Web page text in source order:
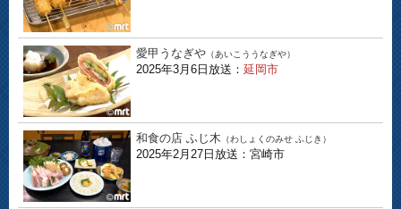
愛甲うなぎや （あいこううなぎや）
2025年3月6日放送： 延岡市
和食の店 ふじ木 （わしょくのみせ ふじき）
2025年2月27日放送：宮崎市